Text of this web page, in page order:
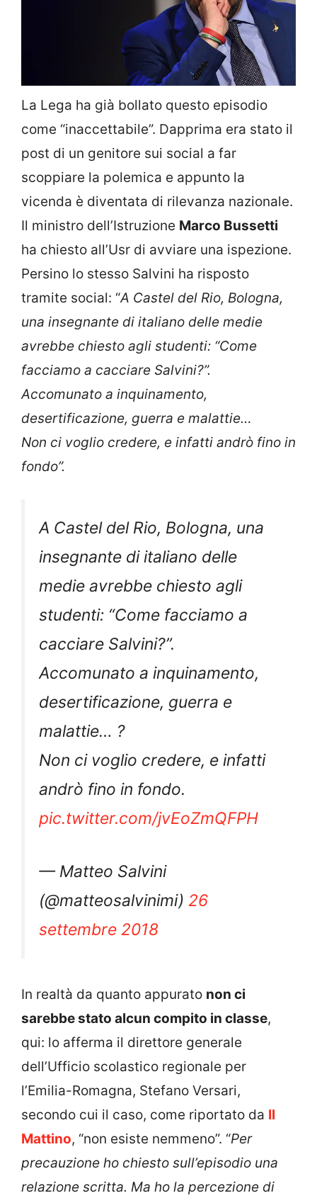
La Lega ha già bollato questo episodio
come “inaccettabile”. Dapprima era stato il
post di un genitore sui social a far
scoppiare la polemica e appunto la
vicenda è diventata di rilevanza nazionale.
Il ministro dell’Istruzione Marco Bussetti
ha chiesto all’Usr di avviare una ispezione.
Persino lo stesso Salvini ha risposto
tramite social: “A Castel del Rio, Bologna,
una insegnante di italiano delle medie
avrebbe chiesto agli studenti: “Come
facciamo a cacciare Salvini?”.
Accomunato a inquinamento,
desertificazione, guerra e malattie…
Non ci voglio credere, e infatti andrò fino in
fondo”.
A Castel del Rio, Bologna, una
insegnante di italiano delle
medie avrebbe chiesto agli
studenti: “Come facciamo a
cacciare Salvini?”.
Accomunato a inquinamento,
desertificazione, guerra e
malattie… ?
Non ci voglio credere, e infatti
andrò fino in fondo.
pic.twitter.com/jvEoZmQFPH
— Matteo Salvini
(@matteosalvinimi) 26
settembre 2018
In realtà da quanto appurato non ci
sarebbe stato alcun compito in classe,
qui: lo afferma il direttore generale
dell’Ufficio scolastico regionale per
l’Emilia-Romagna, Stefano Versari,
secondo cui il caso, come riportato da Il
Mattino, “non esiste nemmeno”. “Per
precauzione ho chiesto sull’episodio una
relazione scritta. Ma ho la percezione di